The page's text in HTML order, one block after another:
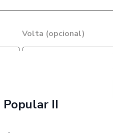
Volta (opcional)
Popular II